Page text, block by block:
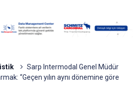
Sarp Intermodal Genel Müdür
“Geçen yılın aynı dönemine göre